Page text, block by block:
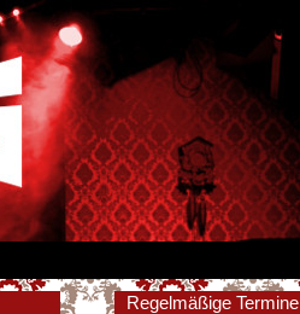
Regelmäßige Termine